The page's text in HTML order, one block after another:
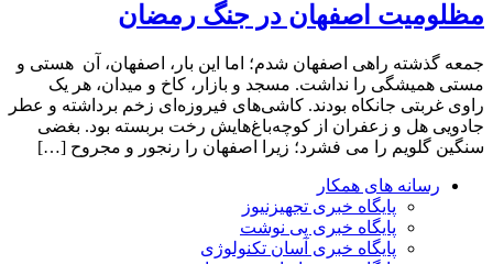
مظلومیت اصفهان در جنگ رمضان
جمعه گذشته راهی اصفهان شدم؛ اما این بار، اصفهان، آن هستی و
مستی همیشگی را نداشت. مسجد و بازار، کاخ و میدان، هر یک
راوی غربتی جانکاه بودند. کاشی‌های فیروزه‌ای زخم برداشته و عطر
جادویی هل و زعفران از کوچه‌باغ‌هایش رخت بربسته بود. بغضی
سنگین گلویم را می فشرد؛ زیرا اصفهان را رنجور و مجروح […]
رسانه های همکار
پایگاه خبری تجهیزنیوز
پایگاه خبری پی نوشت
پایگاه خبری آسان تکنولوژی